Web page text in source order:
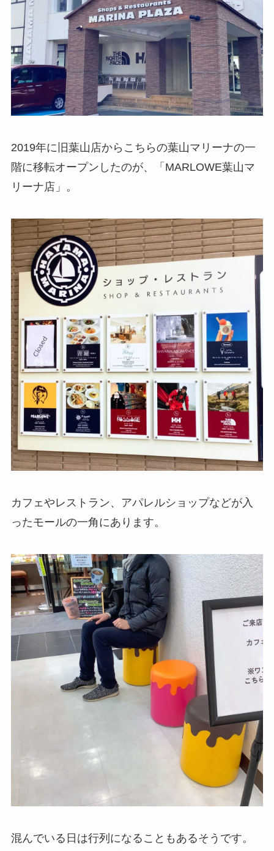
2019年に旧葉山店からこちらの葉山マリーナの一
階に移転オープンしたのが、「MARLOWE葉山マ
リーナ店」。
カフェやレストラン、アパレルショップなどが入
ったモールの一角にあります。
混んでいる日は行列になることもあるそうです。